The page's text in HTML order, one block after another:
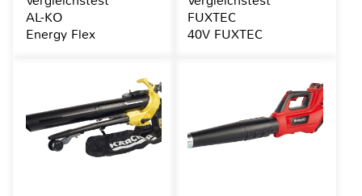
AL-KO
Energy Flex
FUXTEC
40V FUXTEC